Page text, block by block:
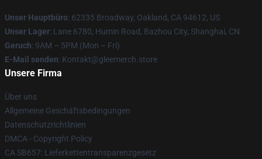
Unser Hauptbüro: 62335 Broadway, Oakland, CA 94612, US
Unser Lager: Lane 6780, Humin Road, Bazhou City, Shanghai, CN
Geruch: 9AM – 5PM (Mon – Fri)
E-Mail senden: Kontakt@gleemerch.store
Unsere Firma
Über uns
Allgemeine Geschäftsbedingungen
Datenschutzrichtlinien
DMCA - Copyright Policy
CA SB657: Lieferkettentransparenzgesetz